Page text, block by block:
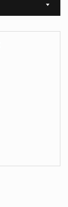
Sort